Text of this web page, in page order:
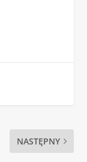
NASTĘPNY